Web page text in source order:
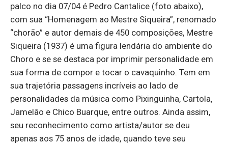
palco no dia 07/04 é Pedro Cantalice (foto abaixo),
com sua “Homenagem ao Mestre Siqueira”, renomado
“chorão” e autor demais de 450 composições, Mestre
Siqueira (1937) é uma figura lendária do ambiente do
Choro e se se destaca por imprimir personalidade em
sua forma de compor e tocar o cavaquinho. Tem em
sua trajetória passagens incríveis ao lado de
personalidades da música como Pixinguinha, Cartola,
Jamelão e Chico Buarque, entre outros. Ainda assim,
seu reconhecimento como artista/autor se deu
apenas aos 75 anos de idade, quando teve seu